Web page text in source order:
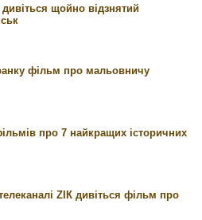
щойно відзнятий
фільм про мальовничу
про 7 найкращих історичних
ZIК дивіться фільм про